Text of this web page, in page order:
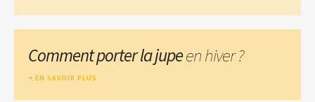
Comment porter la jupeen hiver ?
EN SAVOIR PLUS